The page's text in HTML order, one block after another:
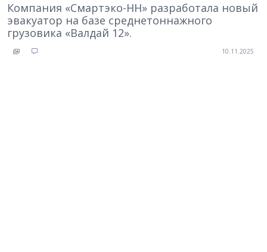
Компания «Смартэко-НН» разработала новый
эвакуатор на базе среднетоннажного
грузовика «Валдай 12».
10.11.2025